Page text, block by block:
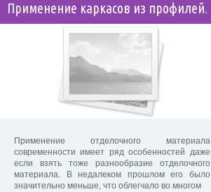
Применение каркасов из профилей.
Применение отделочного материала
современности имеет ряд особенностей даже
если взять тоже разнообразие отделочного
материала. В недалеком прошлом его было
значительно меньше, что облегчало во многом